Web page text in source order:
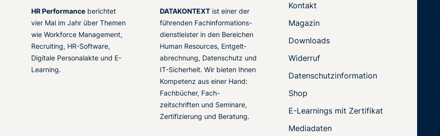
HR Performance berichtet
vier Mal im Jahr über Themen
wie Workforce Management,
Recruiting, HR-Software,
Digitale Personalakte und E-
Learning.
DATAKONTEXT ist einer der
führenden Fachinformations-
dienstleister in den Bereichen
Human Resources, Entgelt-
abrechnung, Datenschutz und
IT-Sicherheit. Wir bieten Ihnen
Kompetenz aus einer Hand:
Fachbücher, Fach-
zeitschriften und Seminare,
Zertifizierung und Beratung.
Kontakt
Magazin
Downloads
Widerruf
Datenschutzinformation
Shop
E-Learnings mit Zertifikat
Mediadaten